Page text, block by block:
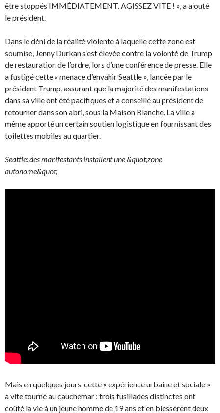
être stoppés IMMÉDIATEMENT. AGISSEZ VITE ! », a ajouté
le président.
Dans le déni de la réalité violente à laquelle cette zone est
soumise, Jenny Durkan s’est élevée contre la volonté de Trump
de restauration de l’ordre, lors d’une conférence de presse. Elle
a fustigé cette « menace d’envahir Seattle », lancée par le
président Trump, assurant que la majorité des manifestations
dans sa ville ont été pacifiques et a conseillé au président de
retourner dans son abri, sous la Maison Blanche. La ville a
même apporté un certain soutien logistique en fournissant des
toilettes mobiles au quartier.
Seattle: des manifestants installent une &quot;zone
autonome&quot;
Mais en quelques jours, cette « expérience urbaine et sociale »
a vite tourné au cauchemar : trois fusillades distinctes ont
coûté la vie à un jeune homme de 19 ans et en blessèrent deux